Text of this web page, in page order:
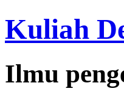
Kuliah
Ilmu